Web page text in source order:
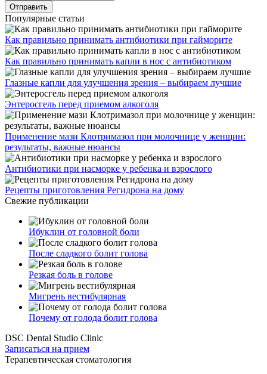
Популярные статьи
Как правильно принимать антибиотики при гайморите
Как правильно принимать капли в нос с антибиотиком
Глазные капли для улучшения зрения – выбираем лучшие
Энтеросгель перед приемом алкоголя
Применение мази Клотримазол при молочнице у женщин:
результаты, важные нюансы
Антибиотики при насморке у ребенка и взрослого
Рецепты приготовления Регидрона на дому
Свежие публикации
Ибуклин от головной боли
После сладкого болит голова
Резкая боль в голове
Мигрень вестибулярная
Почему от голода болит голова
DSC Dental Studio Clinic
Записаться на прием
Терапевтическая стоматология